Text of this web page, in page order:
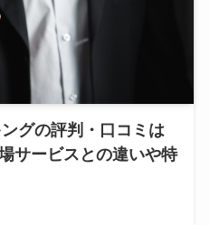
グの評判・口コミは
サービスとの違いや特